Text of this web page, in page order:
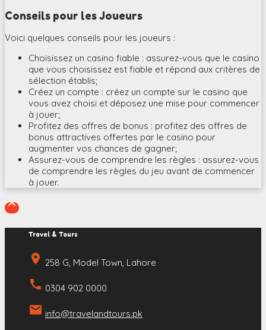
Conseils pour les Joueurs
Voici quelques conseils pour les joueurs :
Choisissez un casino fiable : assurez-vous que le casino
que vous choisissez est fiable et répond aux critères de
sélection établis;
Créez un compte : créez un compte sur le casino que
vous avez choisi et déposez une mise pour commencer
à jouer;
Profitez des offres de bonus : profitez des offres de
bonus attractives offertes par le casino pour
augmenter vos chances de gagner;
Assurez-vous de comprendre les règles : assurez-vous
de comprendre les règles du jeu avant de commencer
à jouer.

Travel & Tours
place 258 G, Model Town, Lahore
call 0304 902 0000
email info@travelandtours.pk